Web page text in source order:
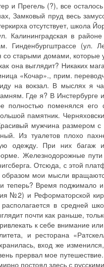
и Прегель (?), все
Замковый пруд весь
отсутствует, школа
Калининградская в
Гинденбургштрассе (ул.
со старыми домами,
она выглядит? Никаких
«Кочар»., прим.
на вокзал. В мыслях я
Где я? В Инстербурге
полностью поменялся
памятник.
мужчина размером с
Из туалетов плохо
одежду. При них багаж
Железнодорожные
Отсюда, с этой
мои мысли
теперь? Время поджимало
№2) и Реформаторской
в средней
почти как раньше,
к себе внимание
и ресторана
вход же
прервал мое
постоял здесь с